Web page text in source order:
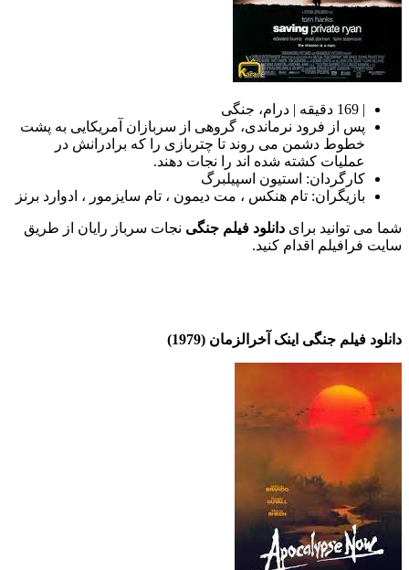
| 169 دقیقه | درام، جنگی
پس از فرود نرماندی، گروهی از سربازان آمریکایی به پشت
خطوط دشمن می روند تا چتربازی را که برادرانش در
عملیات کشته شده اند را نجات دهند.
کارگردان: استیون اسپیلبرگ
بازیگران: تام هنکس ، مت دیمون ، تام سایزمور ، ادوارد برنز
شما می توانید برای دانلود فیلم جنگی نجات سرباز رایان از طریق
سایت فرافیلم اقدام کنید.
دانلود فیلم جنگی اینک آخرالزمان (1979)